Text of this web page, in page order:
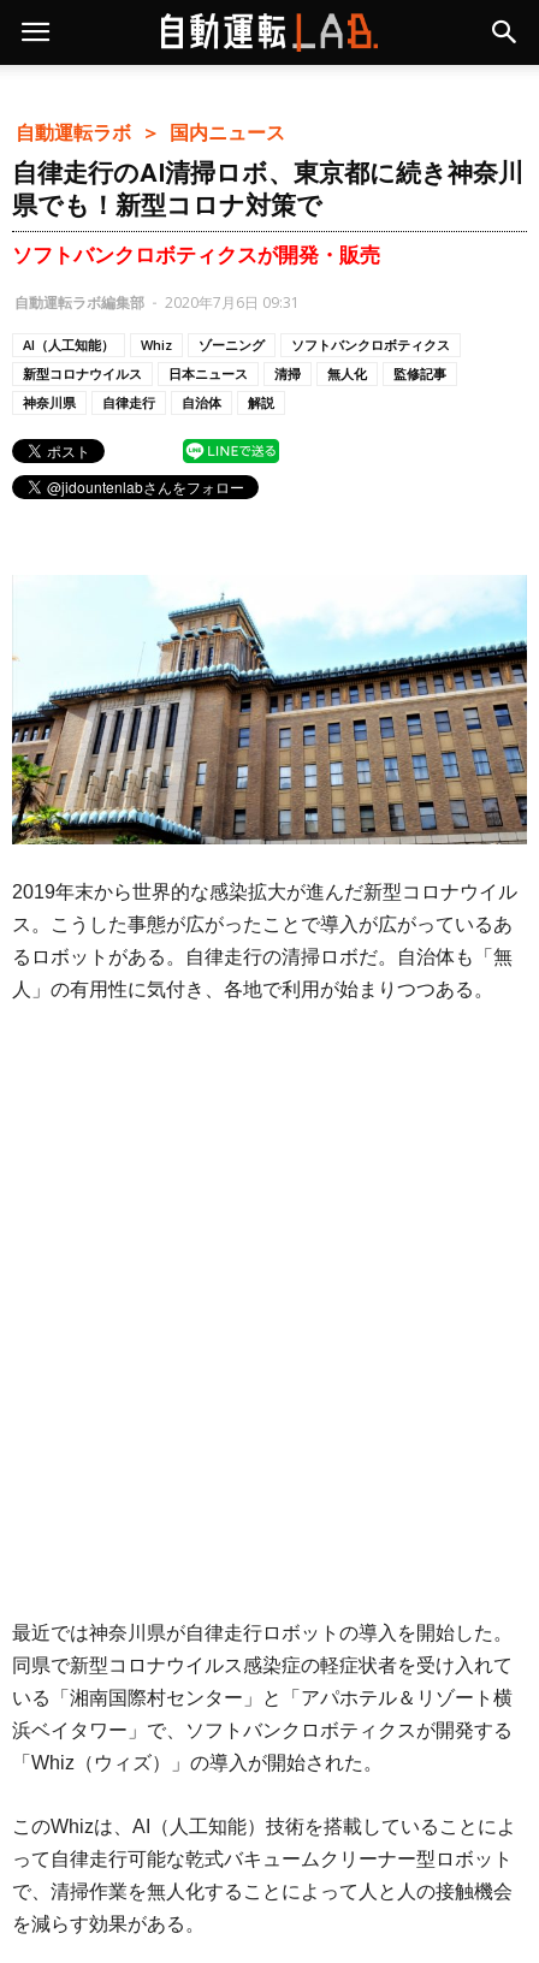
自動運転ラボ ＞ 国内ニュース
自律走行のAI清掃ロボ、東京都に続き神奈川
県でも！新型コロナ対策で
ソフトバンクロボティクスが開発・販売
自動運転ラボ編集部 - 2020年7月6日 09:31
AI（人工知能） Whiz ゾーニング
ソフトバンクロボティクス
新型コロナウイルス
日本ニュース 清掃 無人化
監修記事
神奈川県
自律走行 自治体 解説
2019年末から世界的な感染拡大が進んだ新型コロナウイル
ス。こうした事態が広がったことで導入が広がっているあ
るロボットがある。自律走行の清掃ロボだ。自治体も「無
人」の有用性に気付き、各地で利用が始まりつつある。
最近では神奈川県が自律走行ロボットの導入を開始した。
同県で新型コロナウイルス感染症の軽症状者を受け入れて
いる「湘南国際村センター」と「アパホテル＆リゾート横
浜ベイタワー」で、ソフトバンクロボティクスが開発する
「Whiz（ウィズ）」の導入が開始された。
このWhizは、AI（人工知能）技術を搭載していることによ
って自律走行可能な乾式バキュームクリーナー型ロボット
で、清掃作業を無人化することによって人と人の接触機会
を減らす効果がある。